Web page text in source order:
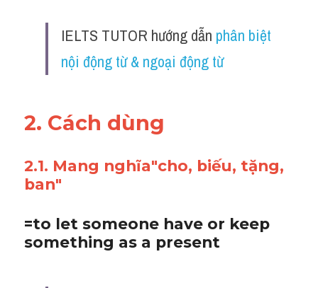
IELTS TUTOR hướng dẫn phân biệt
nội động từ & ngoại động từ
2. Cách dùng
2.1. Mang nghĩa"cho, biếu, tặng,
ban"
=to let someone have or keep
something as a present